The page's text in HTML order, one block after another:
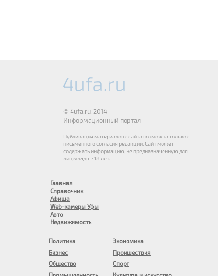
© 4ufa.ru, 2014
Информационный портал
Публикация материалов с сайта возможна только с
письменного согласия редакции. Сайт может
содержать информацию, не предназначенную для
лиц младше 18 лет.
Главная
Справочник
Афиша
Web-камеры Уфы
Авто
Недвижимость
Политика
Бизнес
Общество
Промышленность
Экономика
Проишествия
Спорт
Культура и искусство